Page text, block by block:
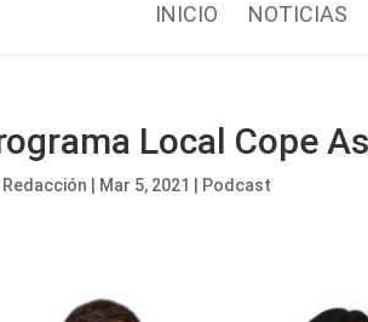
INICIO NOTICIAS
Local Cope
Redacción Mar 5, 2021 Podcast